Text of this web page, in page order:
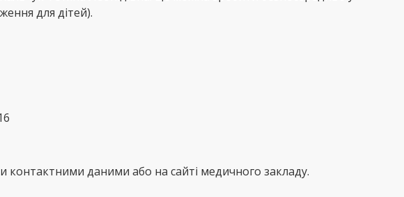
для дітей).
даними або на сайті медичного закладу.